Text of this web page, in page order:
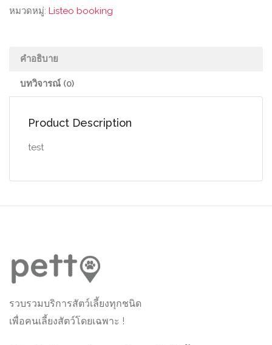
หมวดหมู่: Listeo booking
คำอธิบาย
บทวิจารณ์ (0)
Product Description
test
รวบรวมบริการสัตว์เลี้ยงทุกชนิด
เพื่อคนเลี้ยงสัตว์โดยเฉพาะ !